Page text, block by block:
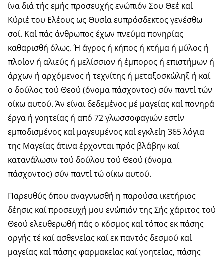
ίνα διά τής εμής προσευχής ενώπιόν Σου Θεέ καί
Κύριέ του Ελέους ως Θυσία ευπρόσδεκτος γενέσθω
σοί. Καί πάς άνθρωπος έχων πνεύμα πονηρίας
καθαρισθή όλως. Ή άγρος ή κήπος ή κτήμα ή μύλος ή
πλοίον ή αλιεύς ή μελίσσιον ή έμπορος ή επιστήμων ή
άρχων ή αρχόμενος ή τεχνίτης ή μεταξοσκώληξ ή καί
ο δούλος τού Θεού (όνομα πάσχοντος) σύν παντί τών
οίκω αυτού. Άν είναι δεδεμένος μέ μαγείας καί πονηρά
έργα ή γοητείας ή από 72 γλωσσοφαγιών εστίν
εμποδισμένος καί μαγευμένος καί εγκλείη 365 λόγια
της Μαγείας άτινα έρχονται πρός βλάβην καί
κατανάλωσιν τού δούλου τού Θεού (όνομα
πάσχοντος) σύν παντί τώ οίκω αυτού.
Παρευθύς όπου αναγνωσθή η παρούσα ικετήριος
δέησις καί προσευχή μου ενώπιόν της Σής χάριτος τού
Θεού ελευθερωθή πάς ο κόσμος καί τόπος εκ πάσης
οργής τέ καί ασθενείας καί εκ παντός δεσμού καί
μαγείας καί πάσης φαρμακείας καί γοητείας, πάσης